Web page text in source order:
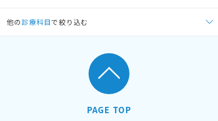
他の 診療科目で絞り込む
PAGE TOP